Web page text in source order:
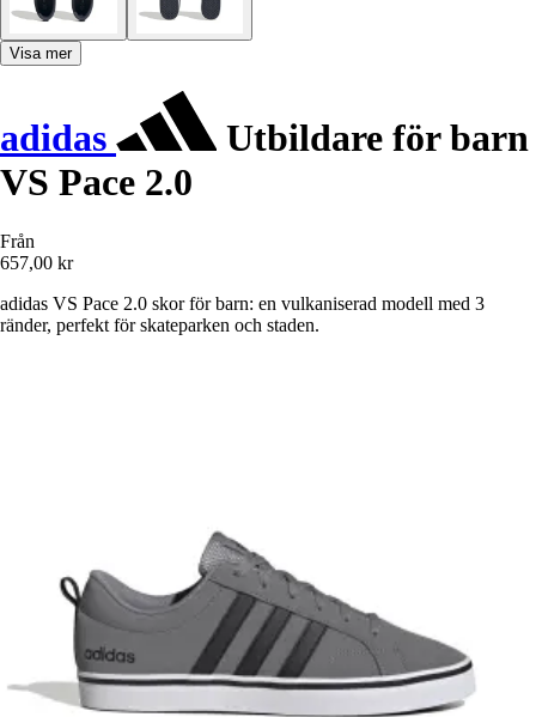
Visa mer
adidas
Utbildare för barn
VS Pace 2.0
Från
657,00 kr
adidas VS Pace 2.0 skor för barn: en vulkaniserad modell med 3
ränder, perfekt för skateparken och staden.